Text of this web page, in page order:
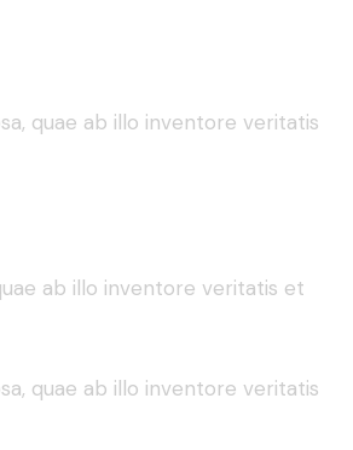
quae ab illo inventore veritatis
ab illo inventore veritatis et
quae ab illo inventore veritatis